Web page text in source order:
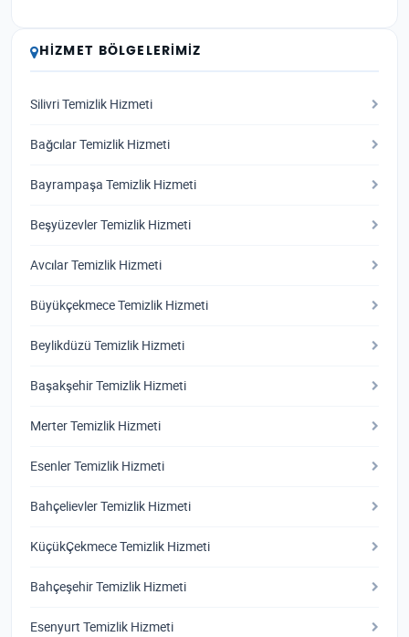
HIZMET BÖLGELERIMIZ
Silivri Temizlik Hizmeti
Bağcılar Temizlik Hizmeti
Bayrampaşa Temizlik Hizmeti
Beşyüzevler Temizlik Hizmeti
Avcılar Temizlik Hizmeti
Büyükçekmece Temizlik Hizmeti
Beylikdüzü Temizlik Hizmeti
Başakşehir Temizlik Hizmeti
Merter Temizlik Hizmeti
Esenler Temizlik Hizmeti
Bahçelievler Temizlik Hizmeti
KüçükÇekmece Temizlik Hizmeti
Bahçeşehir Temizlik Hizmeti
Esenyurt Temizlik Hizmeti